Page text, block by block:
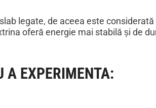
legate, de aceea este
oferă energie mai stabilă și de
A EXPERIMENTA: